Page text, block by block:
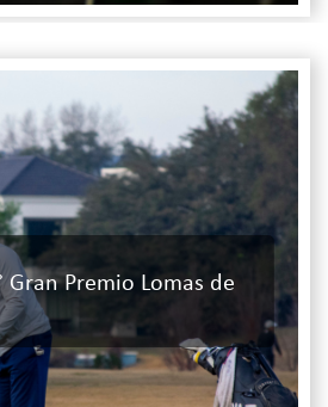
Gran Premio Lomas de